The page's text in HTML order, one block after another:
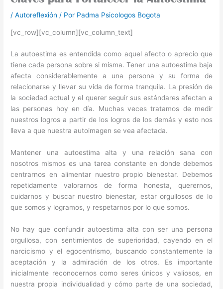
/Autoreflexión / Por Padma Psicologos Bogota
[vc_row][vc_column][vc_column_text]
La autoestima es entendida como aquel afecto o aprecio que
tiene cada persona sobre si misma. Tener una autoestima baja
afecta considerablemente a una persona y su forma de
relacionarse y llevar su vida de forma tranquila. La presión de
la sociedad actual y el querer seguir sus estándares afectan a
las personas hoy en día. Muchas veces tratamos de medir
nuestros logros a partir de los logros de los demás y esto nos
lleva a que nuestra autoimagen se vea afectada.
Mantener una autoestima alta y una relación sana con
nosotros mismos es una tarea constante en donde debemos
centrarnos en alimentar nuestro propio bienestar. Debemos
repetidamente valorarnos de forma honesta, querernos,
cuidarnos y buscar nuestro bienestar, estar orgullosos de lo
que somos y logramos, y respetarnos por lo que somos.
No hay que confundir autoestima alta con ser una persona
orgullosa, con sentimientos de superioridad, cayendo en el
narcicismo y el egocentrismo, buscando constantemente la
aceptación y la admiración de los otros. Es importante
inicialmente reconocernos como seres únicos y valiosos, en
nuestra propia individualidad y cómo parte de una sociedad,